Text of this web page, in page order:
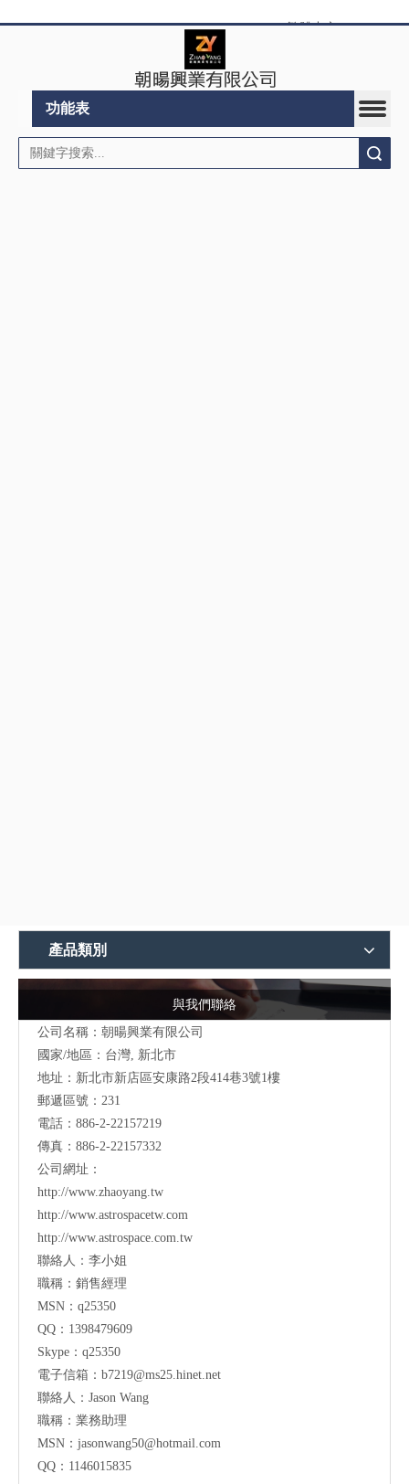
繁體中文 | English
功能表
產品類別
與我們聯絡
公司名稱：朝暘興業有限公司
國家/地區：台灣, 新北市
地址： 新北市新店區安康路2段414巷3號1樓
郵遞區號：231
電話：886-2-22157219
傳真：886-2-22157332
公司網址：
http://www.zhaoyang.tw
http://www.astrospacetw.com
http://www.astrospace.com.tw
聯絡人：李小姐
職稱：銷售經理
MSN：q25350
QQ：1398479609
Skype：q25350
電子信箱： b7219@ms25.hinet.net
聯絡人：Jason Wang
職稱：業務助理
MSN： jasonwang50@hotmail.com
QQ：1146015835